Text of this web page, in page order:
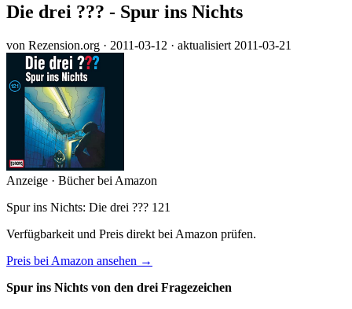
Die drei ??? - Spur ins Nichts
von Rezension.org · 2011-03-12 · aktualisiert 2011-03-21
Anzeige · Bücher bei Amazon
Spur ins Nichts: Die drei ??? 121
Verfügbarkeit und Preis direkt bei Amazon prüfen.
Preis bei Amazon ansehen →
Spur ins Nichts von den drei Fragezeichen